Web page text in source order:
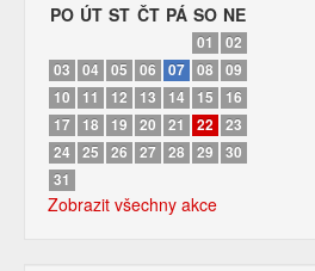
PO ÚT ST ČT PÁ SO NE
01
02
03
04 05 06 07 08
09
10
11 12 13 14 15
16
17 18 19 20 21 22
23
24
25 26 27 28 29
30
31
Zobrazit všechny akce